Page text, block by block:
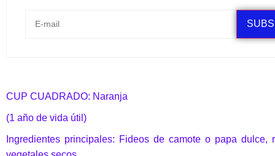
CUP CUADRADO: Naranja
(1 año de vida útil)
Ingredientes principales: Fideos de camote o papa